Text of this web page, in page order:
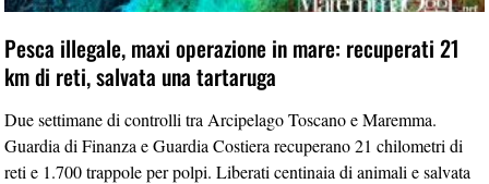
Pesca illegale, maxi operazione in mare: recuperati 21
km di reti, salvata una tartaruga
Due settimane di controlli tra Arcipelago Toscano e Maremma.
Guardia di Finanza e Guardia Costiera recuperano 21 chilometri di
reti e 1.700 trappole per polpi. Liberati centinaia di animali e salvata